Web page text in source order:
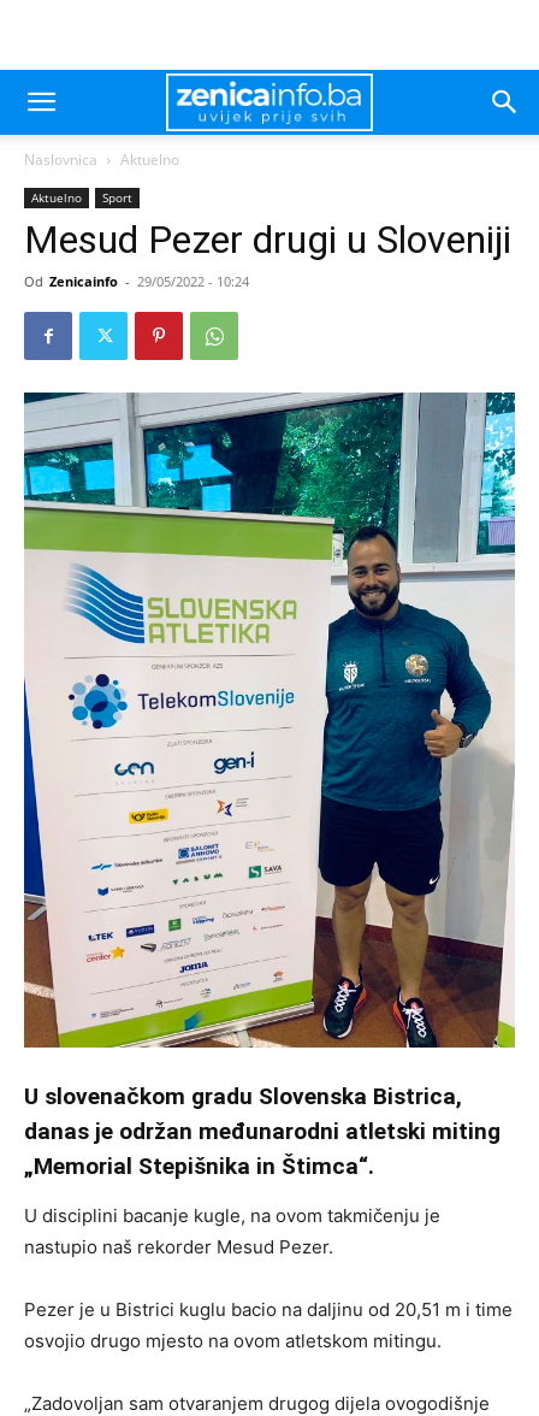
Naslovnica Aktuelno
Aktuelno Sport
Mesud Pezer drugi u Sloveniji
Od Zenicainfo - 29/05/2022 - 10:24
U slovenačkom gradu Slovenska Bistrica,
danas je održan međunarodni atletski miting
„Memorial Stepišnika in Štimca“.
U disciplini bacanje kugle, na ovom takmičenju je
nastupio naš rekorder Mesud Pezer.
Pezer je u Bistrici kuglu bacio na daljinu od 20,51 m i time
osvojio drugo mjesto na ovom atletskom mitingu.
„Zadovoljan sam otvaranjem drugog dijela ovogodišnje